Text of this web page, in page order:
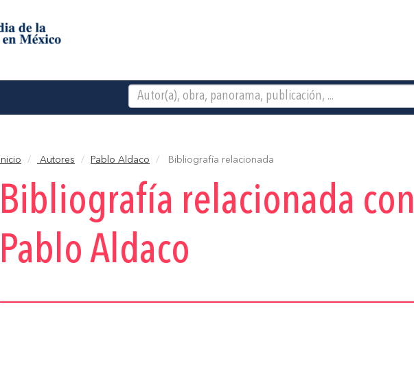
Inicio Autores Pablo Aldaco Bibliografía relacionada
Bibliografía relacionada con
Pablo Aldaco